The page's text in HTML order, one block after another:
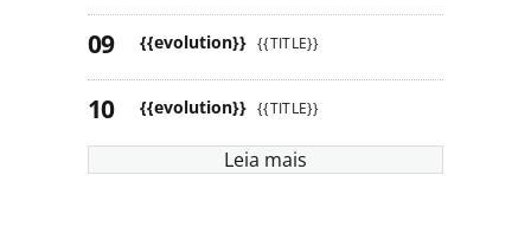
{{evolution}} {{TITLE}}
{{evolution}} {{TITLE}}
Leia mais